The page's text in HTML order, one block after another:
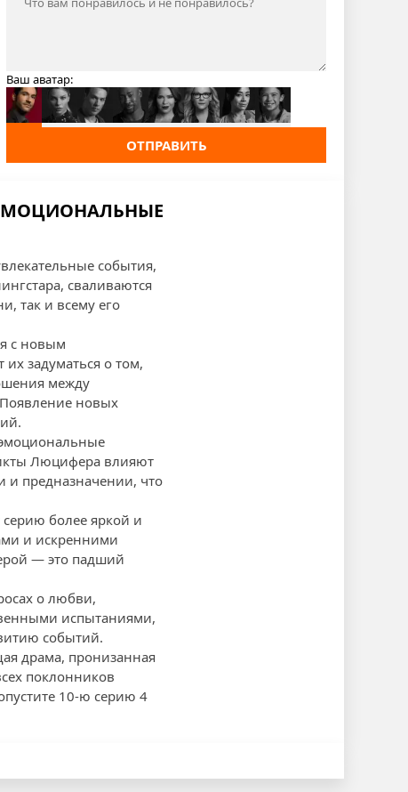
Ваш аватар:
ОТПРАВИТЬ
события,
сваливаются
так и всему его
с новым
их задуматься о том,
между
новых
Люцифера влияют
и предназначении, что
более яркой и
и искренними
— это падший
о любви,
испытаниями,
событий.
драма, пронизанная
поклонников
10-ю серию 4